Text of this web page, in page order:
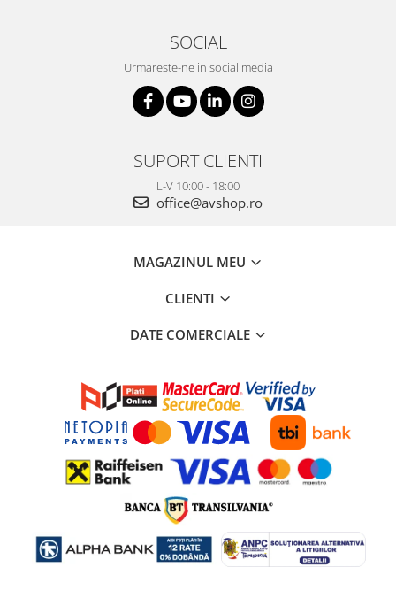
SOCIAL
Urmareste-ne in social media
SUPORT CLIENTI
L-V 10:00 - 18:00
office@avshop.ro
MAGAZINUL MEU
CLIENTI
DATE COMERCIALE